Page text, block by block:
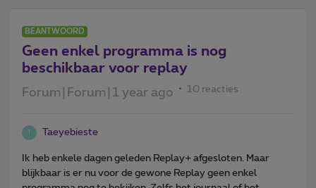
BEANTWOORD
Geen enkel programma is nog
beschikbaar voor replay
Forum|Forum|1 year ago 10 reacties
Taeyebieste
Ik heb enkele dagen geleden Replay+ afgesloten. Maar
blijkbaar is er nu voor de gewone Replay geen enkel